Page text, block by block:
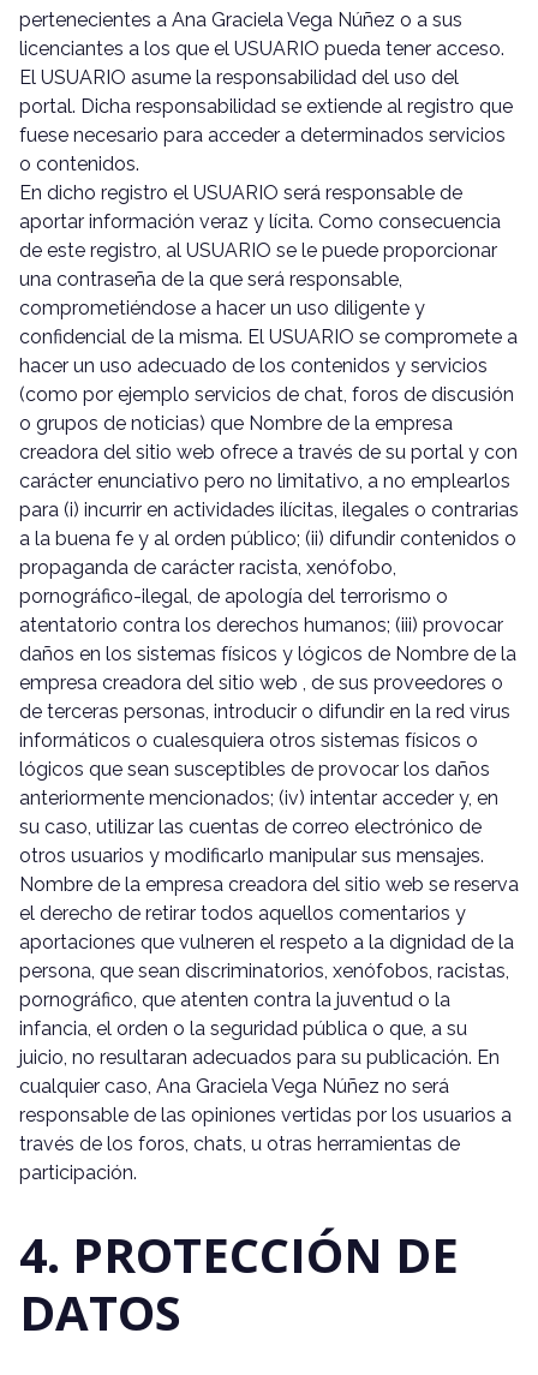
pertenecientes a Ana Graciela Vega Núñez o a sus
licenciantes a los que el USUARIO pueda tener acceso.
El USUARIO asume la responsabilidad del uso del
portal. Dicha responsabilidad se extiende al registro que
fuese necesario para acceder a determinados servicios
o contenidos.
En dicho registro el USUARIO será responsable de
aportar información veraz y lícita. Como consecuencia
de este registro, al USUARIO se le puede proporcionar
una contraseña de la que será responsable,
comprometiéndose a hacer un uso diligente y
confidencial de la misma. El USUARIO se compromete a
hacer un uso adecuado de los contenidos y servicios
(como por ejemplo servicios de chat, foros de discusión
o grupos de noticias) que Nombre de la empresa
creadora del sitio web ofrece a través de su portal y con
carácter enunciativo pero no limitativo, a no emplearlos
para (i) incurrir en actividades ilícitas, ilegales o contrarias
a la buena fe y al orden público; (ii) difundir contenidos o
propaganda de carácter racista, xenófobo,
pornográfico-ilegal, de apología del terrorismo o
atentatorio contra los derechos humanos; (iii) provocar
daños en los sistemas físicos y lógicos de Nombre de la
empresa creadora del sitio web , de sus proveedores o
de terceras personas, introducir o difundir en la red virus
informáticos o cualesquiera otros sistemas físicos o
lógicos que sean susceptibles de provocar los daños
anteriormente mencionados; (iv) intentar acceder y, en
su caso, utilizar las cuentas de correo electrónico de
otros usuarios y modificarlo manipular sus mensajes.
Nombre de la empresa creadora del sitio web se reserva
el derecho de retirar todos aquellos comentarios y
aportaciones que vulneren el respeto a la dignidad de la
persona, que sean discriminatorios, xenófobos, racistas,
pornográfico, que atenten contra la juventud o la
infancia, el orden o la seguridad pública o que, a su
juicio, no resultaran adecuados para su publicación. En
cualquier caso, Ana Graciela Vega Núñez no será
responsable de las opiniones vertidas por los usuarios a
través de los foros, chats, u otras herramientas de
participación.
4. PROTECCIÓN DE
DATOS